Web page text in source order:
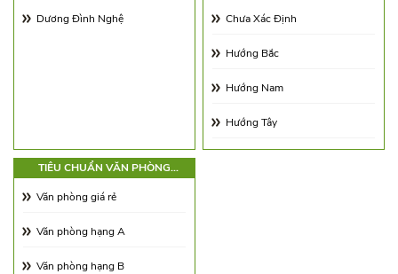
Từ 21.0 - 25.0$/m2 Diện tích 180 - 250m2
Diện tích 250 - 350m2
Diện tích 350 - 500m2
Trên 500m2
Dương Đình Nghệ
Chưa Xác Định
Hướng Bắc
Hướng Nam
Hướng Tây
TIÊU CHUẨN VĂN PHÒNG
Văn phòng giá rẻ
Văn phòng hạng A
Văn phòng hạng B